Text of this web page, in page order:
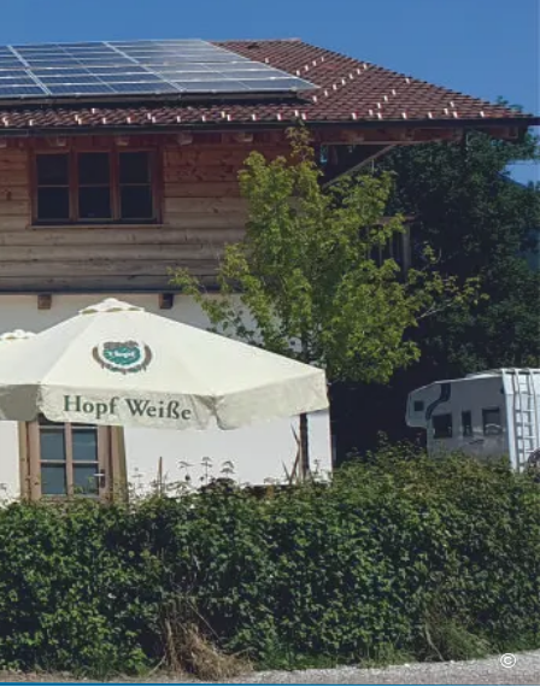
Rabatt Gästekarte
Ausflugsticker
digitale Gästekarte
Prospektbestellung
Kurbeitrag
Gastaufnahmebedingungen
Reiseversicherung
Wetter & Webcams
Mobilität
Anreise
Fahrpläne ÖPNV
Bayerische Regiobahn
E-Carsharing
Bergbus
Skibus
Parken in Lenggries
E-Mobilität
Barrierefreiheit
Lenggrieser Kripperlweg
©